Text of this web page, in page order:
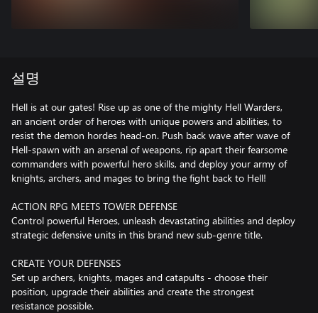
설명
Hell is at our gates! Rise up as one of the mighty Hell Warders,
an ancient order of heroes with unique powers and abilities, to
resist the demon hordes head-on. Push back wave after wave of
Hell-spawn with an arsenal of weapons, rip apart their fearsome
commanders with powerful hero skills, and deploy your army of
knights, archers, and mages to bring the fight back to Hell!
ACTION RPG MEETS TOWER DEFENSE
Control powerful Heroes, unleash devastating abilities and deploy
strategic defensive units in this brand new sub-genre title.
CREATE YOUR DEFENSES
Set up archers, knights, mages and catapults - choose their
position, upgrade their abilities and create the strongest
resistance possible.